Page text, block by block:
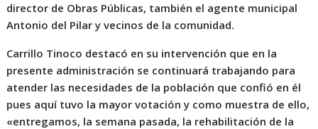
director de Obras Públicas, también el agente municipal
Antonio del Pilar y vecinos de la comunidad.
Carrillo Tinoco destacó en su intervención que en la
presente administración se continuará trabajando para
atender las necesidades de la población que confió en él
pues aquí tuvo la mayor votación y como muestra de ello,
«entregamos, la semana pasada, la rehabilitación de la